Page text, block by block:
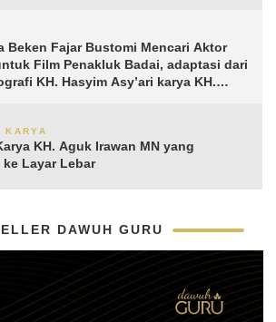
Beken Fajar Bustomi Mencari Aktor
Film Penakluk Badai, adaptasi dari
KH. Hasyim Asy’ari karya KH.
KARYA
KH. Aguk Irawan MN yang
ke Layar Lebar
DAWUH GURU